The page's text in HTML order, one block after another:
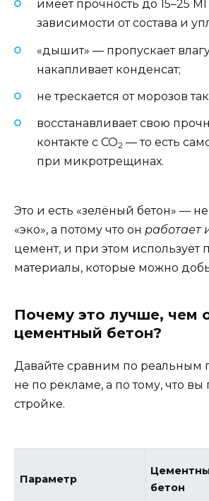
имеет прочность до 15–25
зависимости от состава и
«дышит» — пропускает
накапливает конденсат;
не трескается от морозов
восстанавливает свою
контакте с CO2 — то есть
при микротрещинах.
Это и есть «зелёный бетон» —
«эко», а потому что он работает
цемент, и при этом использует
материалы, которые можно
Почему это лучше, чем
цементный бетон?
Давайте сравним по реальным
не по рекламе, а по тому, что вы
стройке.
Параметр
бетон